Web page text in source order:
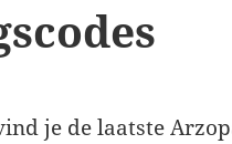
je de laatste